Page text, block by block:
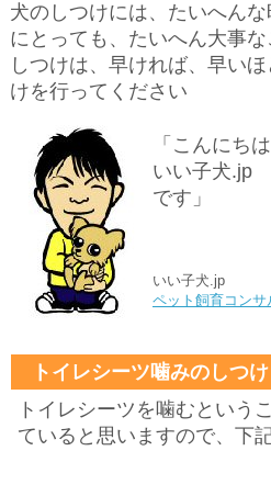
犬のしつけには、たいへん
にとっても、たいへん大事な
しつけは、早ければ、早い
けを行ってください
「こんにち
いい子犬.jp
です」
いい子犬.jp
ペット飼育コン
トイレシーツ噛みのしつけ
トイレシーツを噛むという
ていると思いますので、下